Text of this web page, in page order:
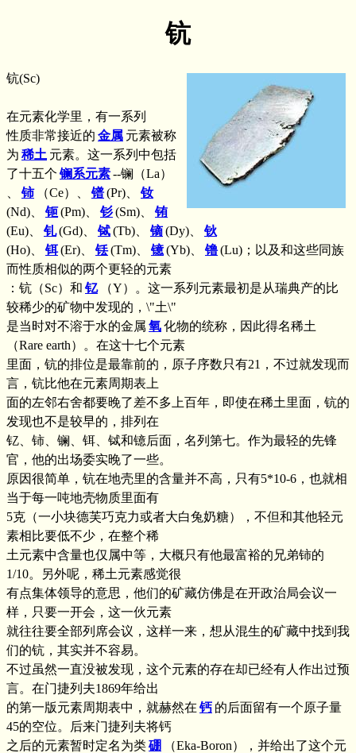
钪
钪(Sc)
在元素化学里，有一系列
性质非常接近的 金属 元素被称
为 稀土 元素。这一系列中包括
了十五个 镧系元素--镧（La）
铈 （Ce）、 镨(Pr)、
钕
(Nd)、
钷(Pm)、 钐(Sm)、
铕
(Eu)、
钆(Gd)、 铽(Tb)、 镝(Dy)、
钬
(Ho)、
铒(Er)、 铥(Tm)、 镱(Yb)、 镥(Lu)；以及和这些同族
而性质相似的两个更轻的元素
：钪（Sc）和 钇
（Y）。这一系列元素最初是从瑞典产的比
较稀少的矿物中发现的，\"土\"
是当时对不溶于水的金属 氧化物的统称，因此得名稀土
（Rare earth）。在这十七个元素
里面，钪的排位是最靠前的，原子序数只有21，不过就发现而
言，钪比他在元素周期表上
面的左邻右舍都要晚了差不多上百年，即使在稀土里面，钪的
发现也不是较早的，排列在
钇、铈、镧、铒、铽和镱后面，名列第七。作为最轻的先锋
官，他的出场委实晚了一些。
原因很简单，钪在地壳里的含量并不高，只有5*10-6，也就相
当于每一吨地壳物质里面有
5克（一小块德芙巧克力或者大白兔奶糖），不但和其他轻元
素相比要低不少，在整个稀
土元素中含量也仅属中等，大概只有他最富裕的兄弟铈的
1/10。另外呢，稀土元素感觉很
有点集体领导的意思，他们的矿藏仿佛是在开政治局会议一
样，只要一开会，这一伙元素
就往往要全部列席会议，这样一来，想从混生的矿藏中找到我
们的钪，其实并不容易。
不过虽然一直没被发现，这个元素的存在却已经有人作出过预
言。在门捷列夫1869年给出
的第一版元素周期表中，就赫然在 钙 的后面留有一个原子量
45的空位。后来门捷列夫将钙
之后的元素暂时定名为类硼
（Eka-Boron），并给出了这个元